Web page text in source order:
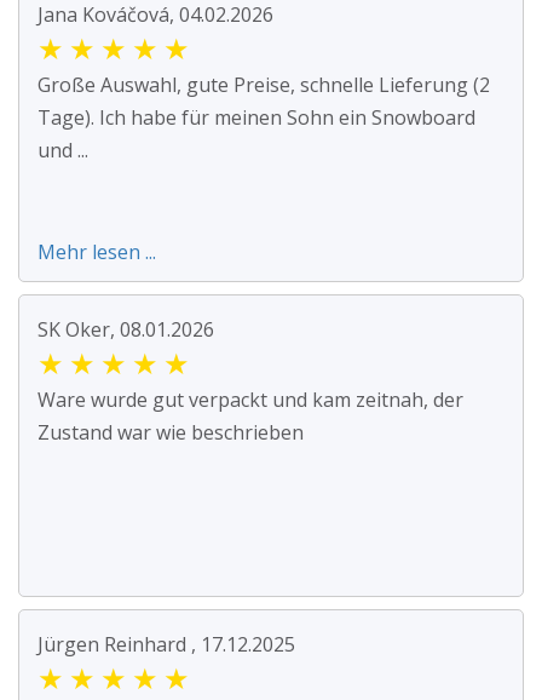
Jana Kováčová, 04.02.2026
★ ★ ★ ★ ★
Große Auswahl, gute Preise, schnelle Lieferung (2
Tage). Ich habe für meinen Sohn ein Snowboard
und ...
Mehr lesen ...
SK Oker, 08.01.2026
★ ★ ★ ★ ★
Ware wurde gut verpackt und kam zeitnah, der
Zustand war wie beschrieben
Jürgen Reinhard , 17.12.2025
★ ★ ★ ★ ★